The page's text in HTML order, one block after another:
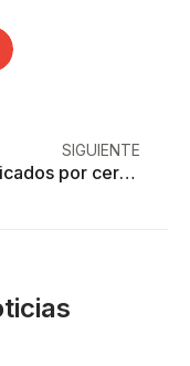
SIGUIENTE
Multiplicados por cero, resultados de la plataforma de búsqueda de detenidos de la Fiscalía